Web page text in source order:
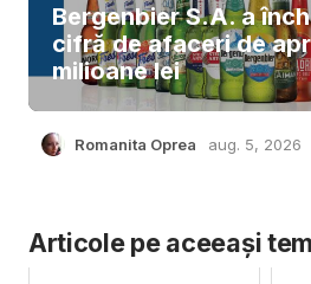
Bergenbier S.A. a
cifră de afaceri de
milioane lei
Romanita Oprea aug. 5, 2026
Articole pe aceeași